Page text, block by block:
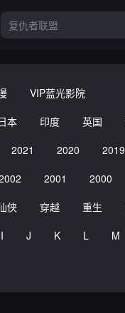
VIP蓝光影院
本 印度 英国
2021 2020 2019
2001
2000
侠 穿越 重生
I J K L M